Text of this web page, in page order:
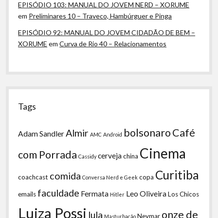
EPISÓDIO 103: MANUAL DO JOVEM NERD – XORUME
em Preliminares 10 – Traveco, Hambúrguer e Pinga
EPISÓDIO 92: MANUAL DO JOVEM CIDADÃO DE BEM –
XORUME emCurva de Rio 40 – Relacionamentos
Tags
Adam SandlerAlmir AMC Android bolsonaroCafé
com Porrada Cassidy cervejachina Cinema
coachcast comida Conversa Nerd e Geek copa Curitiba
emails faculdade Fermata Hitler Leo OliveiraLos Chicos
Luiza Possi lula Masturbação Neymar onze de